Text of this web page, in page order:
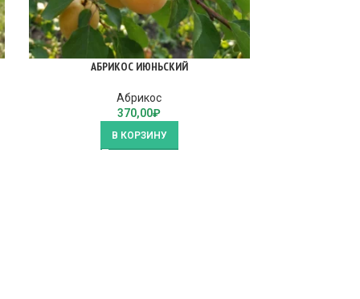
АБРИКОС ИЮНЬСКИЙ
Абрикос
370,00₽
В КОРЗИНУ